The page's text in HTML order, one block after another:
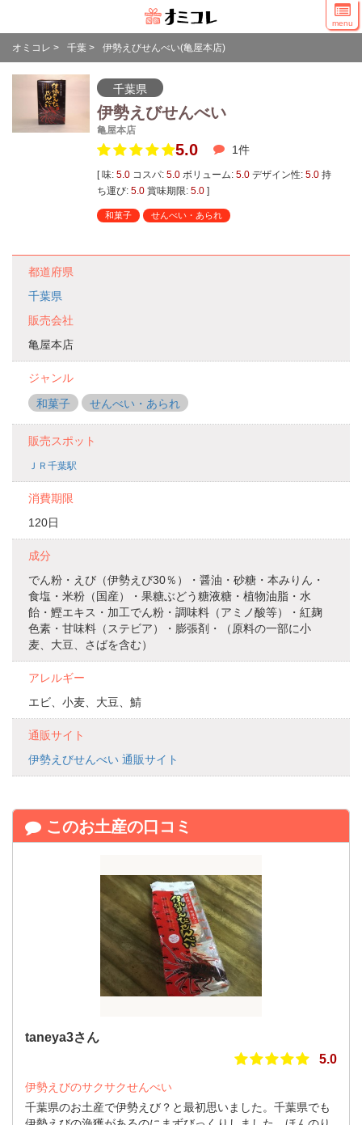
menu
オミコレ > 千葉 > 伊勢えびせんべい(亀屋本店)
千葉県
伊勢えびせんべい
亀屋本店
5.0 1件
[ 味: 5.0コスパ: 5.0ボリューム: 5.0デザイン性: 5.0持
ち運び: 5.0賞味期限: 5.0]
和菓子 せんべい・あられ
都道府県
千葉県
販売会社
亀屋本店
ジャンル
和菓子
せんべい・あられ
販売スポット
ＪＲ千葉駅
消費期限
120日
成分
でん粉・えび（伊勢えび30％）・醤油・砂糖・本みりん・
食塩・米粉（国産）・果糖ぶどう糖液糖・植物油脂・水
飴・鰹エキス・加工でん粉・調味料（アミノ酸等）・紅麹
色素・甘味料（ステビア）・膨張剤・（原料の一部に小
麦、大豆、さばを含む）
アレルギー
エビ、小麦、大豆、鯖
通販サイト
伊勢えびせんべい 通販サイト
このお土産の口コミ
taneya3さん
5.0
伊勢えびのサクサクせんべい
千葉県のお土産で伊勢えび？と最初思いました。千葉県でも